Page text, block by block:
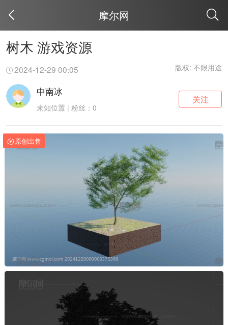
摩尔网
树木 游戏资源
2024-12-29 00:05 版权: 不限用途
中南冰
未知位置 | 粉丝：0
关注
原创出售
取消